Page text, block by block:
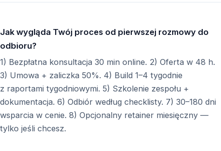
Jak wygląda Twój proces od pierwszej rozmowy do
odbioru?
1) Bezpłatna konsultacja 30 min online. 2) Oferta w 48 h.
3) Umowa + zaliczka 50%. 4) Build 1–4 tygodnie
z raportami tygodniowymi. 5) Szkolenie zespołu +
dokumentacja. 6) Odbiór według checklisty. 7) 30–180 dni
wsparcia w cenie. 8) Opcjonalny retainer miesięczny —
tylko jeśli chcesz.